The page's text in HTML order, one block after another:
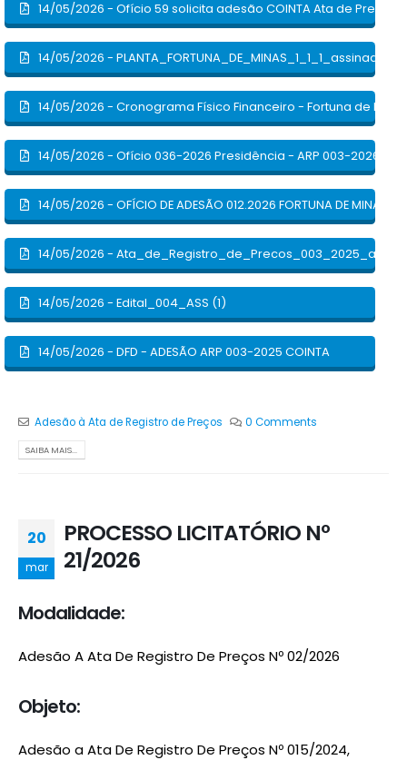
14/05/2026 - Ofício 59 solicita adesão COINTA Ata de Preços
14/05/2026 - PLANTA_FORTUNA_DE_MINAS_1_1_1_assinado
14/05/2026 - Cronograma Físico Financeiro - Fortuna de
14/05/2026 - Ofício 036-2026 Presidência - ARP 003-2026 -
14/05/2026 - OFÍCIO DE ADESÃO 012.2026 FORTUNA DE MINAS
14/05/2026 -
14/05/2026 - Edital_004_ASS (1)
14/05/2026 - DFD - ADESÃO ARP 003-2025 COINTA
Adesão à Ata de Registro de Preços 0 Comments
SAIBA MAIS...
20
mar
PROCESSO LICITATÓRIO Nº
21/2026
Modalidade:
Adesão A Ata De Registro De Preços Nº 02/2026
Objeto:
Adesão a Ata De Registro De Preços Nº 015/2024,